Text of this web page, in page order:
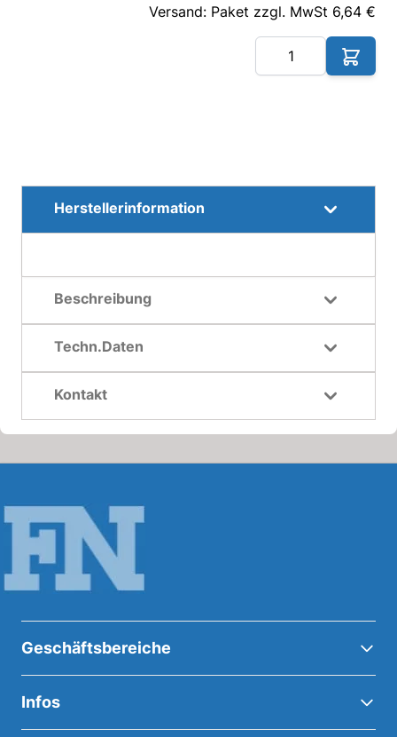
Versand: Paket zzgl. MwSt 6,64 €
Herstellerinformation
Beschreibung
Techn.Daten
Kontakt
Geschäftsbereiche
Infos